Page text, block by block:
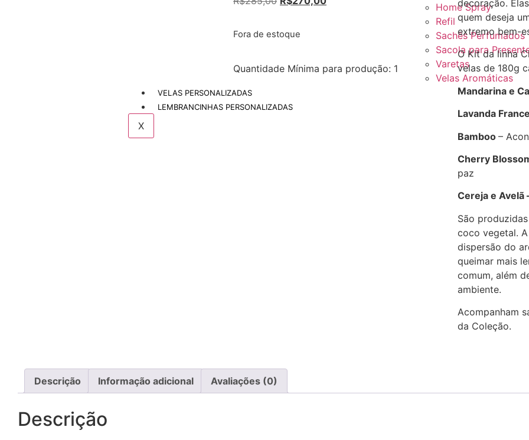
Home Spray
Refil
Sachês Perfumados
Sacola para
Varetas
Velas Aromáticas
VELAS PERSONALIZADAS
LEMBRANCINHAS PERSONALIZADAS
X
Fora de estoque
Quantidade Mínima para produção: 1
decoração.
quem deseja
extremo bem-
O Kit da linha
velas de 180g
Mandarina e
Lavanda
Bamboo –
Cherry
paz
Cereja e Avelã
São
coco vegetal.
dispersão do
queimar mais
comum, além
ambiente.
Acompanham
da Coleção.
Descrição Informação adicional Avaliações (0)
Descrição